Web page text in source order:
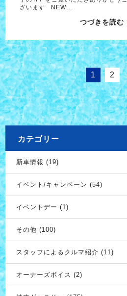
ざいます NEW…
つづきを読む
1 2
カテゴリー
新車情報 (19)
イベント/キャンペーン (54)
イベントデー (1)
その他 (100)
スタッフによるクルマ紹介 (11)
オーナーズボイス (2)